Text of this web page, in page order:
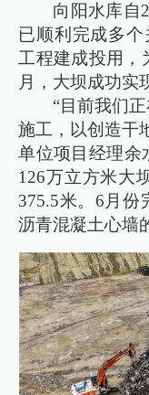
向阳水库自
已顺利完成多个
工程建成投用，
月，大坝成功实
“目前我们
施工，以创造干
单位项目经理余
126万立方米大
375.5米。6月份
沥青混凝土心墙